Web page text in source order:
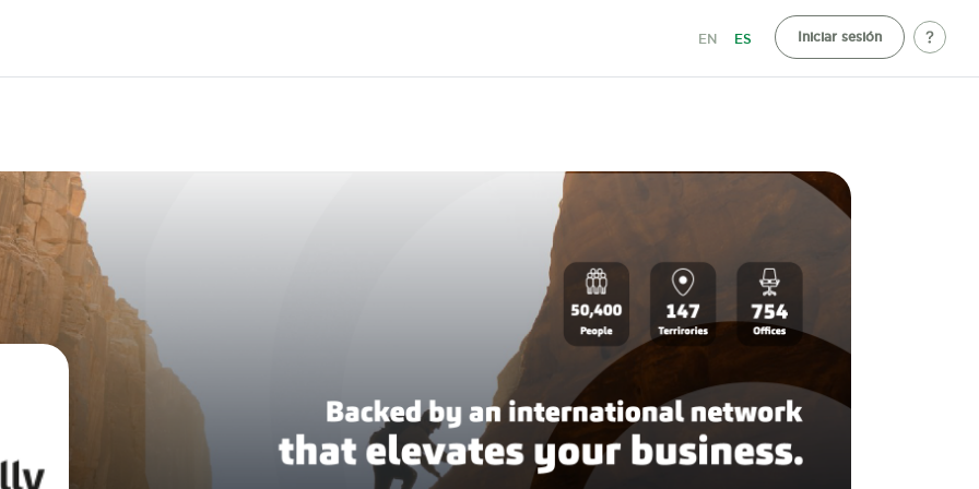
EN ES Iniciar sesión